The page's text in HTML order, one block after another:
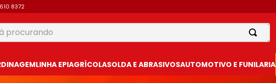
8372
LINHA EPIAGRÍCOLASOLDA E ABRASIVOSAUTOMOTIVO E FUNILARIA